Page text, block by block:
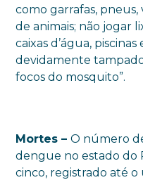
como garrafas,
de animais; não jogar
caixas d’água,
devidamente
focos do mosquito”.
Mortes –O número
dengue no estado do
cinco, registrado até